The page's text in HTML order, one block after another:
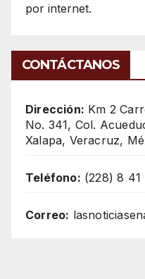
por internet.
CONTÁCTANOS
Dirección: Km 2
No. 341, Col.
Xalapa, Veracruz,
Teléfono: (228) 8 41
Correo: